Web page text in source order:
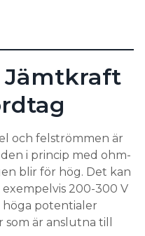
Jämtkraft
och felströmmen är
i princip med ohm-
blir för hög. Det kan
200-300 V
höga potentialer
är anslutna till